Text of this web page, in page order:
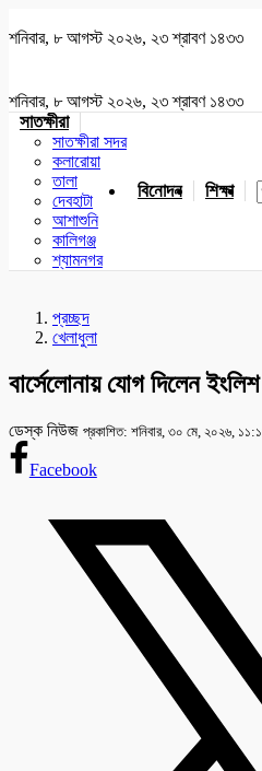
শনিবার, ৮ আগস্ট ২০২৬, ২৩ শ্রাবণ ১৪৩৩
শনিবার, ৮ আগস্ট ২০২৬, ২৩ শ্রাবণ ১৪৩৩
সাতক্ষীরা
সাতক্ষীরা সদর
কলারোয়া
তালা
দেবহাটা
আশাশুনি
কালিগঞ্জ
শ্যামনগর
বিনোদন শিক্ষা
প্রচ্ছদ
খেলাধুলা
বার্সেলোনায় যোগ দিলেন
ডেস্ক নিউজ প্রকাশিত: শনিবার, ৩০ মে, ২০২৬,
Facebook